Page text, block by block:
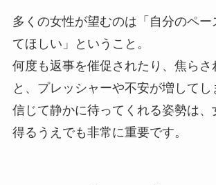
多くの女性が望むのは「自分のペー
てほしい」ということ。
何度も返事を催促されたり、焦らさ
と、プレッシャーや不安が増してし
信じて静かに待ってくれる姿勢は、
得るうえでも非常に重要です。